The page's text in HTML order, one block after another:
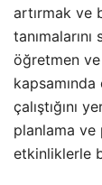
artırmak ve
öğretmen
çalıştığını
planlama
etkinliklerle